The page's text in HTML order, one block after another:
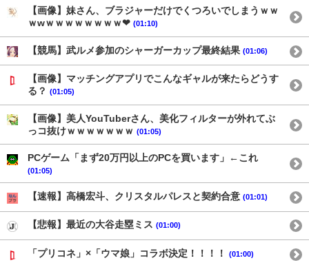
【画像】妹さん、ブラジャーだけでくつろいでしまうｗｗ
ｗwｗｗｗｗｗｗｗｗ❤ (01:10)
【競馬】武ルメ参加のシャーガーカップ最終結果 (01:06)
【画像】マッチングアプリでこんなギャルが来たらどうす
る？ (01:05)
【画像】美人YouTuberさん、美化フィルターが外れてぶ
っコ抜けｗｗｗｗｗｗｗ (01:05)
PCゲーム「まず20万円以上のPCを買います」←これ
(01:05)
【速報】高橋宏斗、クリスタルパレスと契約合意 (01:01)
【悲報】最近の大谷走塁ミス (01:00)
「プリコネ」×「ウマ娘」コラボ決定！！！！ (01:00)